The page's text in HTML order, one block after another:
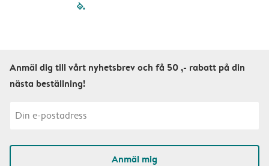
filled-pagination
Anmäl dig till vårt nyhetsbrev och få 50 ,- rabatt på din
nästa beställning!
Anmäl mig